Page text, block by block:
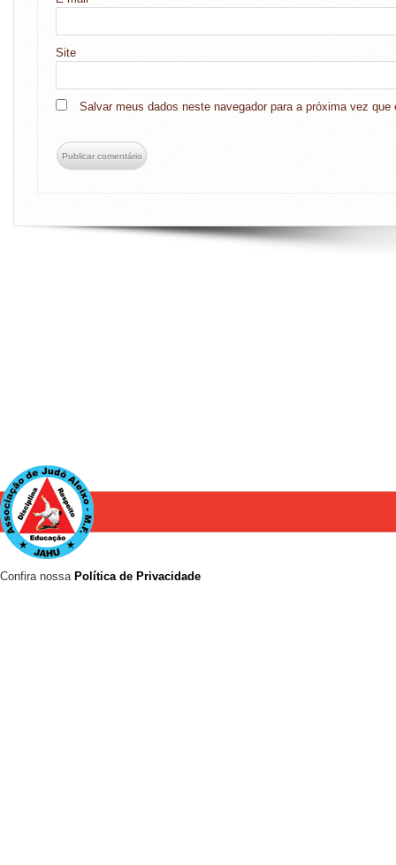
Site
Salvar meus dados neste navegador para a próxima vez que
Confira nossa Política de Privacidade